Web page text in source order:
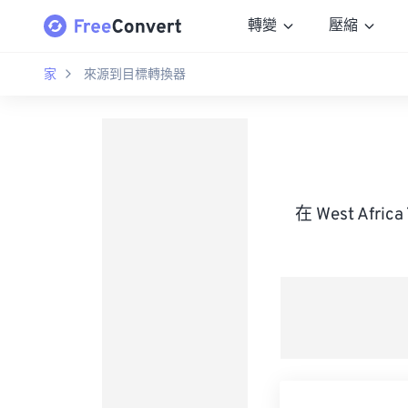
轉變 壓縮
家 來源到目標轉換器
在 West